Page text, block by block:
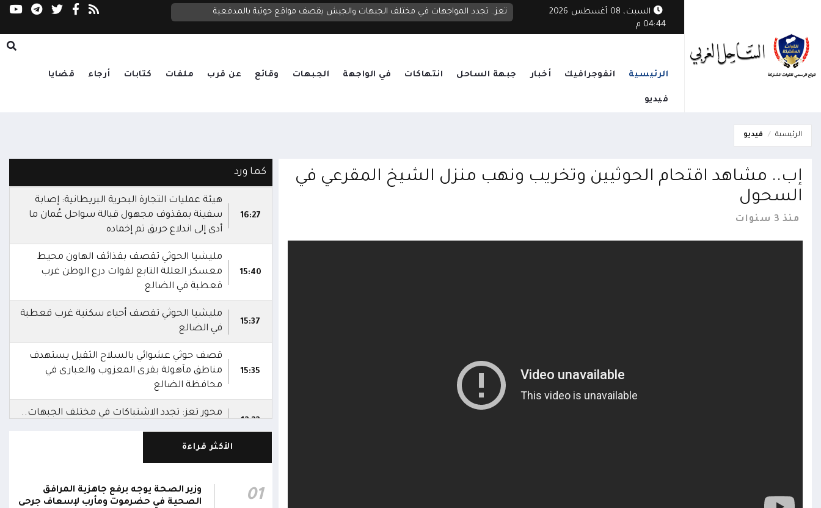
السبت، 08 أغسطس 2026
04:44 م
تعز.. تجدد المواجهات في مختلف الجبهات والجيش يقصف مواقع حوثية بالمدفعية
الرئيسية انفوجرافيك أخبار جبهة الساحل انتهاكات في الواجهة الجبهات وقائع عن قرب ملفات كتابات أرجاء قضايا
فيديو
الرئيسية فيديو
إب.. مشاهد اقتحام الحوثيين وتخريب ونهب منزل الشيخ المقرعي في
السحول
منذ 3 سنوات
كما ورد
16:27
هيئة عمليات التجارة البحرية البريطانية: إصابة
سفينة بمقذوف مجهول قبالة سواحل عُمان ما
أدى إلى اندلاع حريق تم إخماده
15:40
مليشيا الحوثي تقصف بقذائف الهاون محيط
معسكر العللة التابع لقوات درع الوطن غرب
قعطبة في الضالع
15:37
مليشيا الحوثي تقصف أحياء سكنية غرب قعطبة
في الضالع
15:35
قصف حوثي عشوائي بالسلاح الثقيل يستهدف
مناطق مآهولة بقرى المعزوب والعبارى في
محافظة الضالع
12:22
محور تعز: تجدد الاشتباكات في مختلف الجبهات..
الجبهات والمحاور التابعة للقوات المسلحة،
بمختلف تشكيلاتها ووحداتها ومنتسبيها
الأكثر قراءة
01
وزير الصحة يوجه برفع جاهزية المرافق
الصحية في حضرموت ومأرب لإسعاف جرحى